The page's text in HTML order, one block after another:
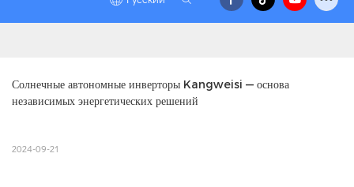
Солнечные автономные инверторы Kangweisi — основа
независимых энергетических решений
2024-09-21